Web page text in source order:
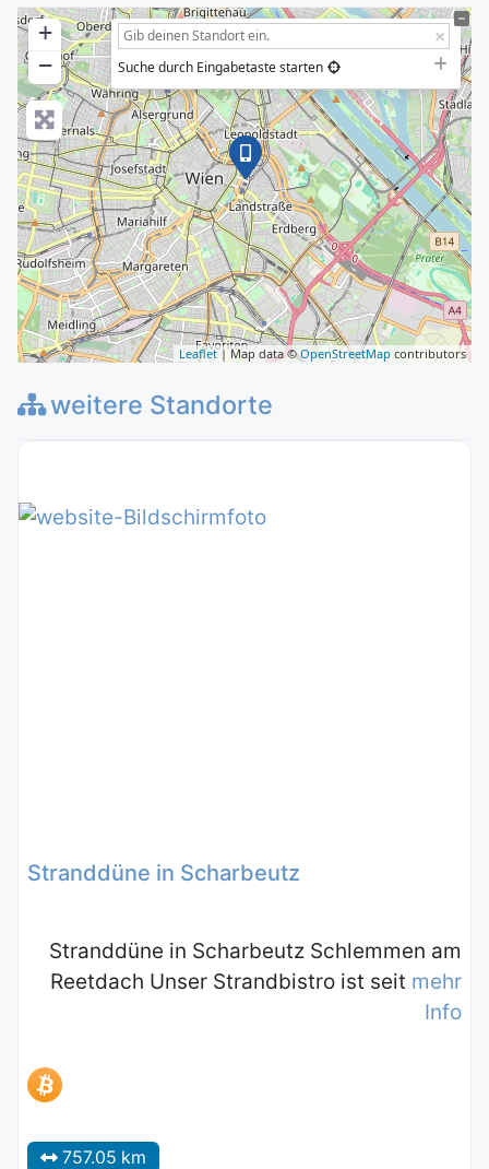
+
−
Suche durch Eingabetaste starten
Leaflet| Map data ©OpenStreetMap contributors
weitere Standorte
Stranddüne in Scharbeutz
Stranddüne in Scharbeutz Schlemmen am
Reetdach Unser Strandbistro ist seit mehr
Info
757.05 km